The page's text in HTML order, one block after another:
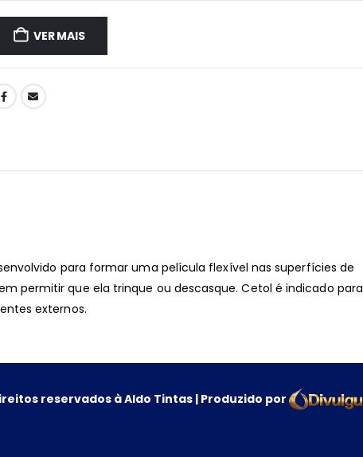
VER MAIS
para formar uma película flexível nas superfícies de
permitir que ela trinque ou descasque. Cetol é indicado para
externos.
reservados à Aldo Tintas | Produzido por